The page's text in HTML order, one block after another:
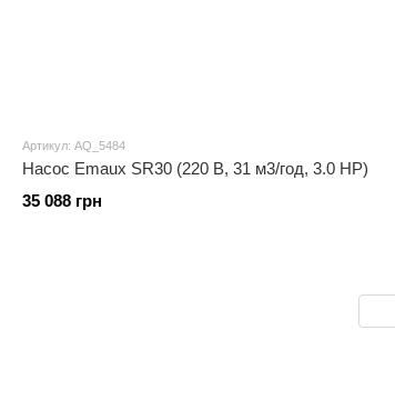
Артикул: AQ_5484
Насос Emaux SR30 (220 В, 31 м3/год, 3.0 HP)
35 088 грн